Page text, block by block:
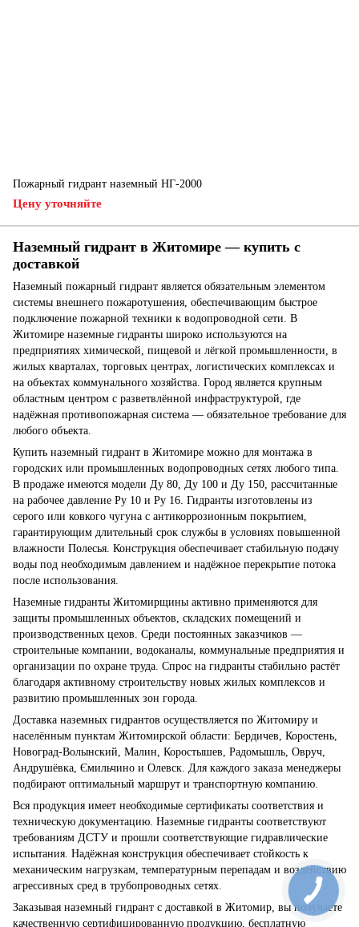
Пожарный гидрант наземный НГ-2000
Цену уточняйте
Наземный гидрант в Житомире — купить с
доставкой
Наземный пожарный гидрант является обязательным элементом
системы внешнего пожаротушения, обеспечивающим быстрое
подключение пожарной техники к водопроводной сети. В
Житомире наземные гидранты широко используются на
предприятиях химической, пищевой и лёгкой промышленности, в
жилых кварталах, торговых центрах, логистических комплексах и
на объектах коммунального хозяйства. Город является крупным
областным центром с разветвлённой инфраструктурой, где
надёжная противопожарная система — обязательное требование для
любого объекта.
Купить наземный гидрант в Житомире можно для монтажа в
городских или промышленных водопроводных сетях любого типа.
В продаже имеются модели Ду 80, Ду 100 и Ду 150, рассчитанные
на рабочее давление Ру 10 и Ру 16. Гидранты изготовлены из
серого или ковкого чугуна с антикоррозионным покрытием,
гарантирующим длительный срок службы в условиях повышенной
влажности Полесья. Конструкция обеспечивает стабильную подачу
воды под необходимым давлением и надёжное перекрытие потока
после использования.
Наземные гидранты Житомирщины активно применяются для
защиты промышленных объектов, складских помещений и
производственных цехов. Среди постоянных заказчиков —
строительные компании, водоканалы, коммунальные предприятия и
организации по охране труда. Спрос на гидранты стабильно растёт
благодаря активному строительству новых жилых комплексов и
развитию промышленных зон города.
Доставка наземных гидрантов осуществляется по Житомиру и
населённым пунктам Житомирской области: Бердичев, Коростень,
Новоград-Волынский, Малин, Коростышев, Радомышль, Овруч,
Андрушёвка, Ємильчино и Олевск. Для каждого заказа менеджеры
подбирают оптимальный маршрут и транспортную компанию.
Вся продукция имеет необходимые сертификаты соответствия и
техническую документацию. Наземные гидранты соответствуют
требованиям ДСТУ и прошли соответствующие гидравлические
испытания. Надёжная конструкция обеспечивает стойкость к
механическим нагрузкам, температурным перепадам и воздействию
агрессивных сред в трубопроводных сетях.
Заказывая наземный гидрант с доставкой в Житомир, вы получаете
качественную сертифицированную продукцию, бесплатную